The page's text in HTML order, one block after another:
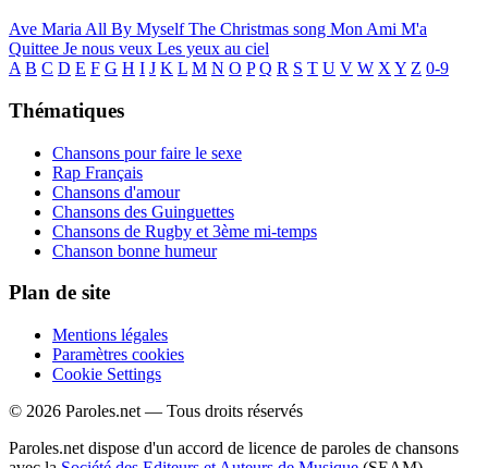
Ave Maria All By MyselfThe Christmas song Mon Ami M'a
Quittee Je nous veux Les yeux au ciel
A B C D E F G H I J K L M N O P Q R S T U V W X Y Z 0-9
Thématiques
Chansons pour faire le sexe
Rap Français
Chansons d'amour
Chansons des Guinguettes
Chansons de Rugby et 3ème mi-temps
Chanson bonne humeur
Plan de site
Mentions légales
Paramètres cookies
Cookie Settings
© 2026 Paroles.net — Tous droits réservés
Paroles.net dispose d'un accord de licence de paroles de chansons